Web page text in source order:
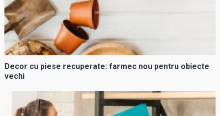
Decor cu piese recuperate: farmec nou pentru obiecte
vechi